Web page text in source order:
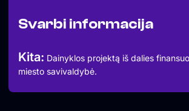
Vakaras rengiamas kartu su Sony Music
vakaras savaime įgauna tą karštą, gyvą ir
smagų tempą.
Svarbi informacija
Kita: Dainyklos projektą iš dalies
miesto savivaldybė.